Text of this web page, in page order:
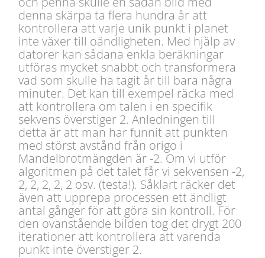
denna skärpa ta flera hundra år att
kontrollera att varje unik punkt i planet
inte växer till oändligheten. Med hjälp av
datorer kan sådana enkla beräkningar
utföras mycket snabbt och transformera
vad som skulle ha tagit år till bara några
minuter. Det kan till exempel räcka med
att kontrollera om talen i en specifik
sekvens överstiger 2. Anledningen till
detta är att man har funnit att punkten
med störst avstånd från origo i
Mandelbrotmängden är -2. Om vi utför
algoritmen på det talet får vi sekvensen -2,
2, 2, 2, 2, 2 osv. (testa!). Såklart räcker det
även att upprepa processen ett ändligt
antal gånger för att göra sin kontroll. För
den ovanstående bilden tog det drygt 200
iterationer att kontrollera att varenda
punkt inte överstiger 2.